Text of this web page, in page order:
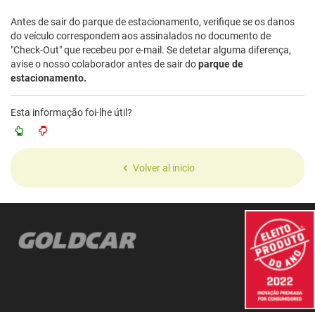
Antes de sair do parque de estacionamento, verifique se os danos
do veículo correspondem aos assinalados no documento de
"Check-Out" que recebeu por e-mail. Se detetar alguma diferença,
avise o nosso colaborador antes de sair doparque de
estacionamento.
Esta informação foi-lhe útil?
Volver al inicio